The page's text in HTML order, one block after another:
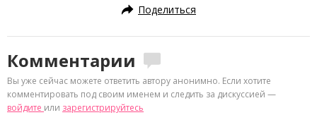
Поделиться
Комментарии
Вы уже сейчас можете ответить автору анонимно. Если хотите
комментировать под своим именем и следить за дискуссией —
войдите или зарегистрируйтесь